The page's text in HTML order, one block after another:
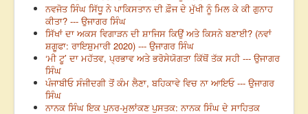
ਨਵਜੋਤ ਸਿੰਘ ਸਿੱਧੂ ਨੇ ਪਾਕਿਸਤਾਨ ਦੀ ਫ਼ੌਜ ਦੇ ਮੁੱਖੀ ਨੂੰ ਮਿਲ ਕੇ ਕੀ ਗੁਨਾਹ
ਕੀਤਾ? --- ਉਜਾਗਰ ਸਿੰਘ
ਸਿੱਖਾਂ ਦਾ ਅਕਸ ਵਿਗਾੜਨ ਦੀ ਸ਼ਾਜਿਸ ਕਿਉਂ ਅਤੇ ਕਿਸਨੇ ਬਣਾਈ? (ਨਵਾਂ
ਸ਼ਗੂਫਾ: ਰਾਇਸ਼ੁਮਾਰੀ 2020) --- ਉਜਾਗਰ ਸਿੰਘ
‘ਮੀ ਟੂ’ ਦਾ ਮਹੱਤਵ, ਪ੍ਰਭਾਵ ਅਤੇ ਭਰੋਸੇਯੋਗਤਾ ਕਿੱਥੋਂ ਤੱਕ ਸਹੀ --- ਉਜਾਗਰ
ਸਿੰਘ
ਪੰਜਾਬੀਓ ਸੰਜੀਦਗੀ ਤੋਂ ਕੰਮ ਲੈਣਾ, ਬਹਿਕਾਵੇ ਵਿਚ ਨਾ ਆਇਓ --- ਉਜਾਗਰ
ਸਿੰਘ
ਨਾਨਕ ਸਿੰਘ ਇਕ ਪੁਨਰ-ਮੁਲਾਂਕਣ ਪੁਸਤਕ: ਨਾਨਕ ਸਿੰਘ ਦੇ ਸਾਹਿਤਕ